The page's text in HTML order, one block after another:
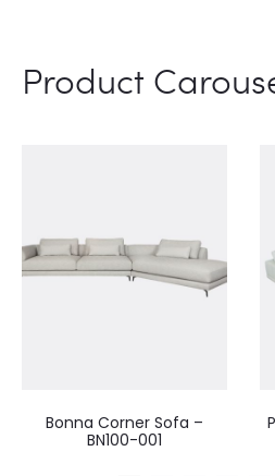
Product
Pier Corner Sofa – PR100-
001